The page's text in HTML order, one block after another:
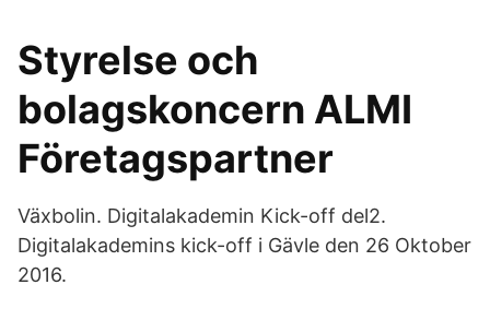
Styrelse och
bolagskoncern ALMI
Företagspartner
Växbolin. Digitalakademin Kick-off del2.
Digitalakademins kick-off i Gävle den 26 Oktober
2016.